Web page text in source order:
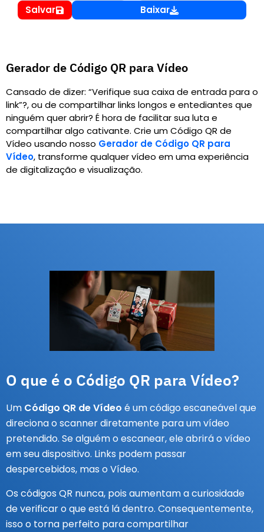
Salvar Baixar
Gerador de Código QR para Vídeo
Cansado de dizer: “Verifique sua caixa de entrada para o
link”?, ou de compartilhar links longos e entediantes que
ninguém quer abrir? É hora de facilitar sua luta e
compartilhar algo cativante. Crie um Código QR de
Vídeo usando nosso Gerador de Código QR para
Vídeo, transforme qualquer vídeo em uma experiência
de digitalização e visualização.
O que é o Código QR para Vídeo?
Um Código QR de Vídeo é um código escaneável que
direciona o scanner diretamente para um vídeo
pretendido. Se alguém o escanear, ele abrirá o vídeo
em seu dispositivo. Links podem passar
despercebidos, mas o Vídeo.
Os códigos QR nunca, pois aumentam a curiosidade
de verificar o que está lá dentro. Consequentemente,
isso o torna perfeito para compartilhar